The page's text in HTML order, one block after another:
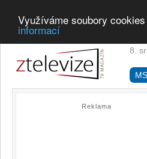
Využíváme soubory
informací
8.
Reklama